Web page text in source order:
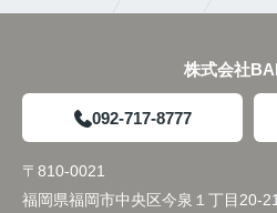
株式会社
092-717-8777
〒810-0021
福岡県福岡市中央区今泉１丁目20-